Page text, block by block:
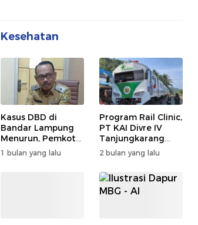
Kesehatan
Kasus DBD di
Bandar Lampung
Menurun, Pemkot
Genjot PSN
Wujudkan Nol
1 bulan yang lalu
Program Rail Clinic,
PT KAI Divre IV
Tanjungkarang
Beri Layanan
Kesehatan Gratis
250 Warga
2 bulan yang lalu